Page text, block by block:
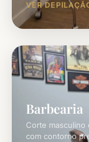
VER
Barbearia
Corte masculino
com contorno